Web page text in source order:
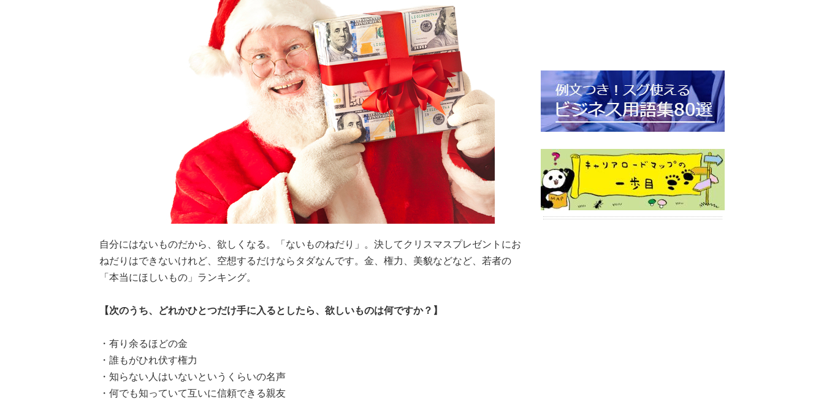
自分にはないものだから、欲しくなる。「ないものねだり」。決してクリスマスプレゼントにお
ねだりはできないけれど、空想するだけならタダなんです。金、権力、美貌などなど、若者の
「本当にほしいもの」ランキング。
【次のうち、どれかひとつだけ手に入るとしたら、欲しいものは何ですか？】
・有り余るほどの金
・誰もがひれ伏す権力
・知らない人はいないというくらいの名声
・何でも知っていて互いに信頼できる親友